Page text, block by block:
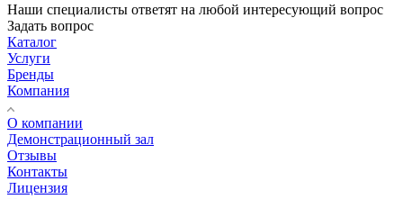
Наши специалисты ответят на любой интересующий вопрос
Задать вопрос
Каталог
Услуги
Бренды
Компания
О компании
Демонстрационный зал
Отзывы
Контакты
Лицензия